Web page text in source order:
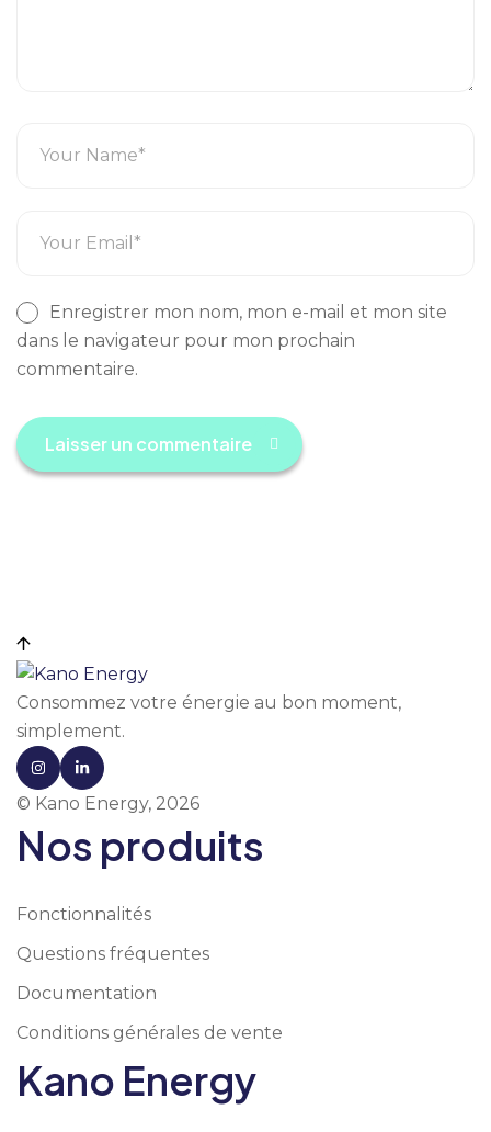
Enregistrer mon nom, mon e-mail et mon site
dans le navigateur pour mon prochain
commentaire.
Laisser un commentaire
Consommez votre énergie au bon moment,
simplement.
© Kano Energy, 2026
Nos produits
Fonctionnalités
Questions fréquentes
Documentation
Conditions générales de vente
Kano Energy